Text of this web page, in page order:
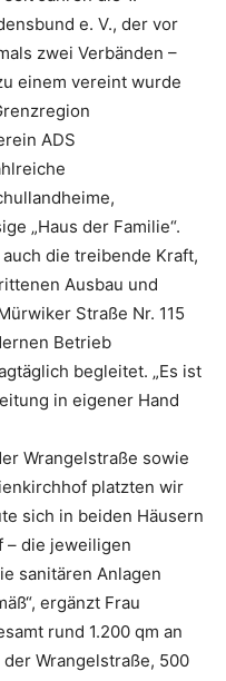
e. V., der vor
zwei Verbänden –
einem vereint wurde
ADS
„Haus der Familie“.
die treibende Kraft,
Ausbau und
Straße Nr. 115
Betrieb
begleitet. „Es ist
in eigener Hand
Wrangelstraße sowie
platzten wir
sich in beiden Häusern
– die jeweiligen
sanitären Anlagen
ergänzt Frau
rund 1.200 qm an
Wrangelstraße, 500